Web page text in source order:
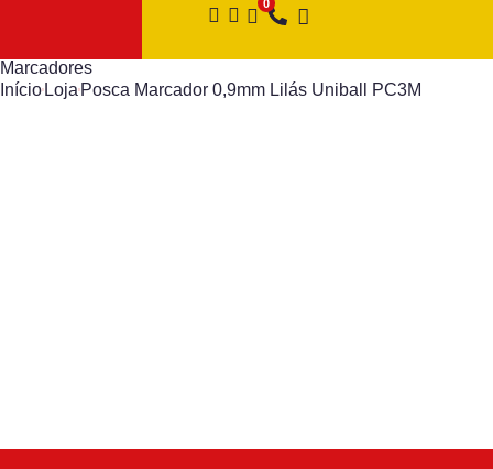
Marcadores
Início Loja Posca Marcador 0,9mm Lilás Uniball PC3M